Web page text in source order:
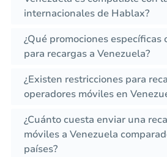
internacionales de Hablax?
¿Qué promociones específicas
para recargas a Venezuela?
¿Existen restricciones para
operadores móviles en
¿Cuánto cuesta enviar una
móviles a Venezuela
países?